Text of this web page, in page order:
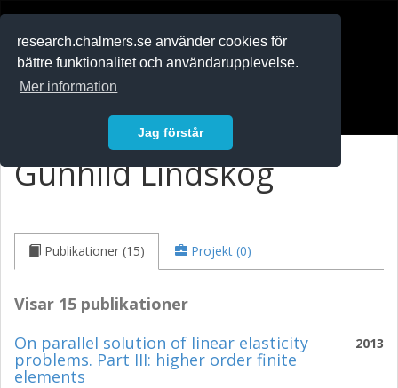
research.chalmers.se använder cookies för
bättre funktionalitet och användarupplevelse.
Mer information
Jag förstår
Gunhild Lindskog
Publikationer (15) Projekt (0)
Visar 15 publikationer
2013
On parallel solution of linear elasticity
problems. Part III: higher order finite
elements